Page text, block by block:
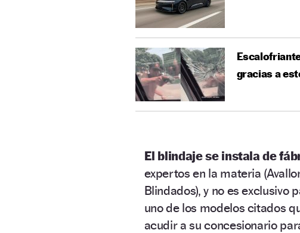
gracias a
El blindaje se instala de
expertos en la materia
Blindados), y no es exclusivo
uno de los modelos citados
acudir a su concesionario